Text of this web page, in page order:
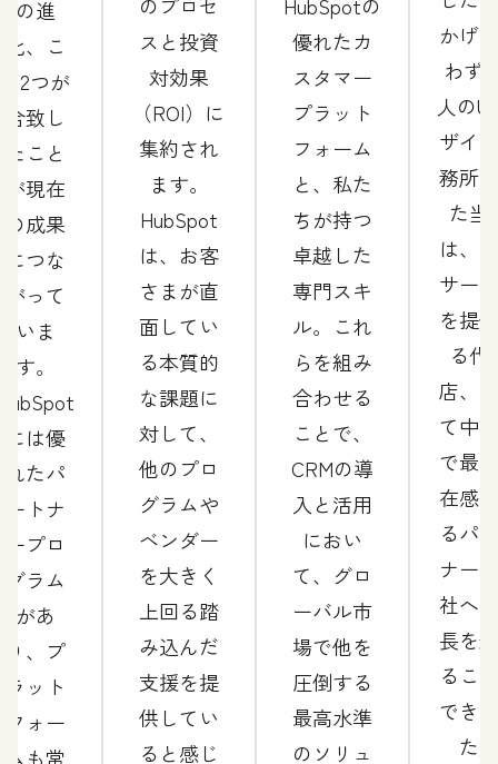
の進
化、こ
の2つが
合致し
たこと
が現在
の成果
につな
がって
いま
す。
には優
れたパ
ートナ
ープロ
グラム
があ
り、プ
ラット
フォー
ムも常
スと投資
対効果
（ROI）に
集約され
ます。
HubSpot
は、お客
さまが直
面してい
る本質的
な課題に
対して、
他のプロ
グラムや
ベンダー
を大きく
上回る踏
み込んだ
支援を提
供してい
ると感じ
優れたカ
スタマー
プラット
フォーム
と、私た
ちが持つ
卓越した
専門スキ
ル。これ
らを組み
合わせる
ことで、
CRMの導
入と活用
におい
て、グロ
ーバル市
場で他を
圧倒する
最高水準
のソリュ
かげ
わず
人の
ザイ
務所
た当
は、
サー
を提
る代
店、
て中
で最
在感
るパ
ナー
社へ
長を
るこ
でき
た